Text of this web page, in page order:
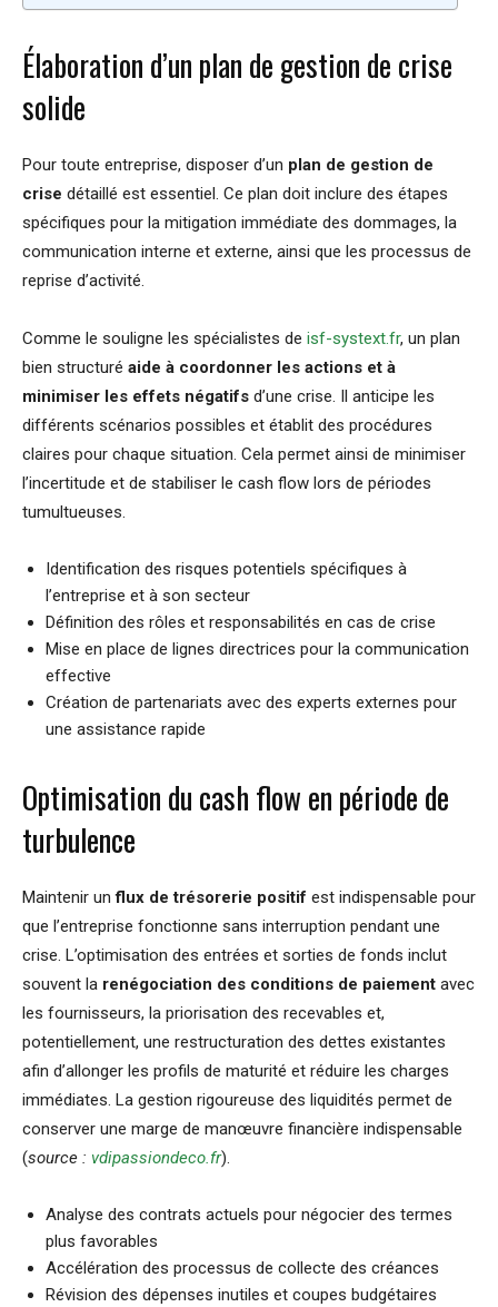
Élaboration d’un plan de gestion de crise
solide
Pour toute entreprise, disposer d’un plan de gestion de
crise détaillé est essentiel. Ce plan doit inclure des étapes
spécifiques pour la mitigation immédiate des dommages, la
communication interne et externe, ainsi que les processus de
reprise d’activité.
Comme le souligne les spécialistes de isf-systext.fr, un plan
bien structuré aide à coordonner les actions et à
minimiser les effets négatifs d’une crise. Il anticipe les
différents scénarios possibles et établit des procédures
claires pour chaque situation. Cela permet ainsi de minimiser
l’incertitude et de stabiliser le cash flow lors de périodes
tumultueuses.
Identification des risques potentiels spécifiques à
l’entreprise et à son secteur
Définition des rôles et responsabilités en cas de crise
Mise en place de lignes directrices pour la communication
effective
Création de partenariats avec des experts externes pour
une assistance rapide
Optimisation du cash flow en période de
turbulence
Maintenir unflux de trésorerie positif est indispensable pour
que l’entreprise fonctionne sans interruption pendant une
crise. L’optimisation des entrées et sorties de fonds inclut
souvent la renégociation des conditions de paiement avec
les fournisseurs, la priorisation des recevables et,
potentiellement, une restructuration des dettes existantes
afin d’allonger les profils de maturité et réduire les charges
immédiates. La gestion rigoureuse des liquidités permet de
conserver une marge de manœuvre financière indispensable
(source : vdipassiondeco.fr).
Analyse des contrats actuels pour négocier des termes
plus favorables
Accélération des processus de collecte des créances
Révision des dépenses inutiles et coupes budgétaires